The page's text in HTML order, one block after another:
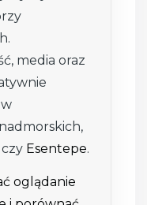
media oraz
czy Esentepe.
oglądanie